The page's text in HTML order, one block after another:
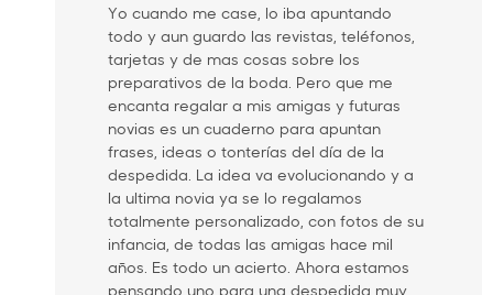
Yo cuando me case, lo iba apuntando
todo y aun guardo las revistas, teléfonos,
tarjetas y de mas cosas sobre los
preparativos de la boda. Pero que me
encanta regalar a mis amigas y futuras
novias es un cuaderno para apuntan
frases, ideas o tonterías del día de la
despedida. La idea va evolucionando y a
la ultima novia ya se lo regalamos
totalmente personalizado, con fotos de su
infancia, de todas las amigas hace mil
años. Es todo un acierto. Ahora estamos
pensando uno para una despedida muy